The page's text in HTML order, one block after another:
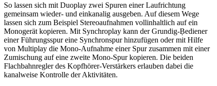
So lassen sich mit Duoplay zwei Spuren einer Laufrichtung
gemeinsam wieder- und einkanalig ausgeben. Auf diesem Wege
lassen sich zum Beispiel Stereoaufnahmen vollinhaltlich auf ein
Monogerät kopieren. Mit Synchroplay kann der Grundig-Ḅediener
einer Führungsspur eine Synchronspur hinzufügen oder mit Hilfe
von Multiplay die Mono-Aufnahme einer Spur zusammen mit einer
Zumischung auf eine zweite Mono-Spur kopieren. Die beiden
Flachbahnregler des Kopfhörer-Verstärkers erlauben dabei die
kanalweise Kontrolle der Aktivitäten.